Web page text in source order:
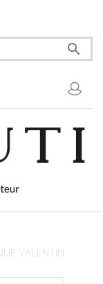

VALENTIN